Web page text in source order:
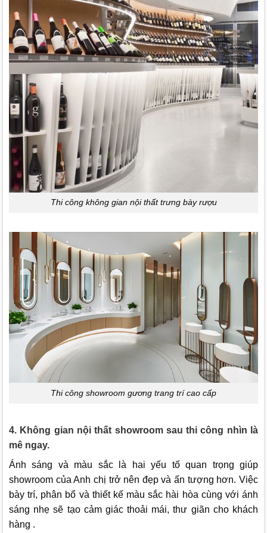
Thi công không gian nội thất trưng bày rượu
Thi công showroom gương trang trí cao cấp
4. Không gian nội thất showroom sau thi công nhìn là
mê ngay.
Ánh sáng và màu sắc là hai yếu tố quan trọng giúp
showroom của Anh chị trở nên đẹp và ấn tượng hơn. Việc
bày trí, phân bổ và thiết kế màu sắc hài hòa cùng với ánh
sáng nhẹ sẽ tạo cảm giác thoải mái, thư giãn cho khách
hàng .